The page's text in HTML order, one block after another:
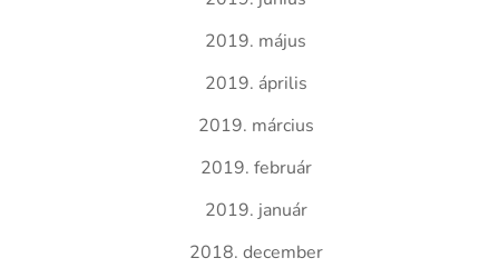
2019. május
2019. április
2019. március
2019. február
2019. január
2018. december